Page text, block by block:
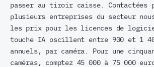
passer au tiroir caisse. Contactées
plusieurs entreprises du secteur
les prix pour les licences de
touche IA oscillent entre 900 et 1
annuels, par caméra. Pour une
caméras, comptez 45 000 à 75 000